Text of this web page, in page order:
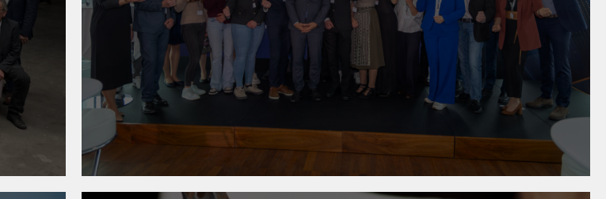
23. April 2026
Best-of-Talent 2026: Österreichs beste